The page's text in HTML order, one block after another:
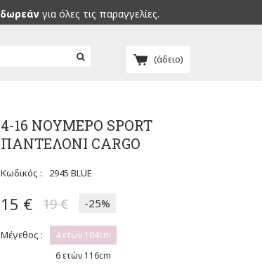
δωρεάν για όλες τις παραγγελίες.
(άδειο)
4-16 ΝΟΥΜΕΡΟ SPORT
ΠΑΝΤΕΛΟΝΙ CARGO
Κωδικός : 2945 BLUE
15 € 19 € -25%
Μέγεθος :
4 ετών 104cm
6 ετών 116cm